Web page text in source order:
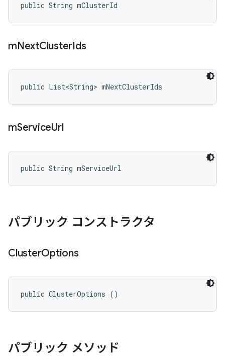
public String mClusterId
mNextClusterIds
public List<String> mNextClusterIds
mServiceUrl
public String mServiceUrl
パブリック コンストラクタ
ClusterOptions
public ClusterOptions ()
パブリック メソッド